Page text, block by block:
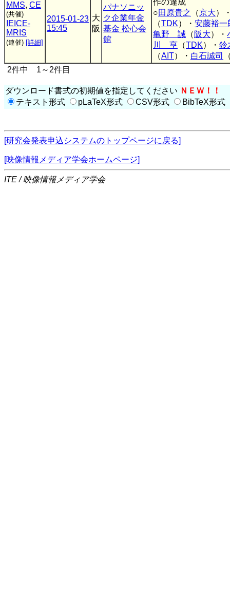
MMS, CE
(共催)
IEICE-
MRIS
(連催) [詳細]
2015-01-23
15:45
大
阪
パナソニッ
ク企業年金
基金 松心会
館
作の達成
○田原貴之 （京大）
（TDK）・ 安藤裕一
亀野 誠 （ 阪大）・
川 亨 （TDK）・ 鈴
（AIT）・ 白石誠司
2件中 1～2件目
ダウンロード書式の初期値を指定してください ＮＥＷ！！
テキスト形式
pLaTeX形式 CSV形式 BibTeX形式
[研究会発表申込システムのトップページに戻る]
[映像情報メディア学会ホームページ]
ITE / 映像情報メディア学会